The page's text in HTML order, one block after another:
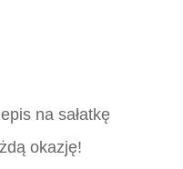
na sałatkę
okazję!